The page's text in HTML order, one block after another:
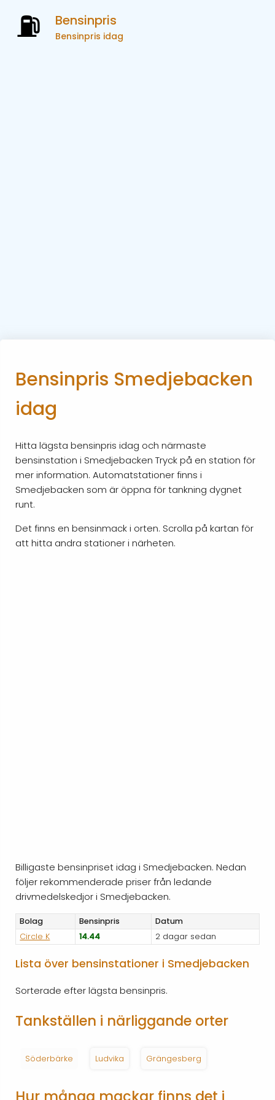
Bensinpris
Bensinpris idag
Bensinpris Smedjebacken
idag
Hitta lägsta bensinpris idag och närmaste
bensinstation i Smedjebacken Tryck på en station för
mer information. Automatstationer finns i
Smedjebacken som är öppna för tankning dygnet
runt.
Det finns en bensinmack i orten. Scrolla på kartan för
att hitta andra stationer i närheten.
Billigaste bensinpriset idag i Smedjebacken. Nedan
följer rekommenderade priser från ledande
drivmedelskedjor i Smedjebacken.
Bolag Bensinpris
Datum
Circle K
14.44 2 dagar sedan
Lista över bensinstationer i Smedjebacken
Sorterade efter lägsta bensinpris.
Tankställen i närliggande orter
Söderbärke Ludvika Grängesberg